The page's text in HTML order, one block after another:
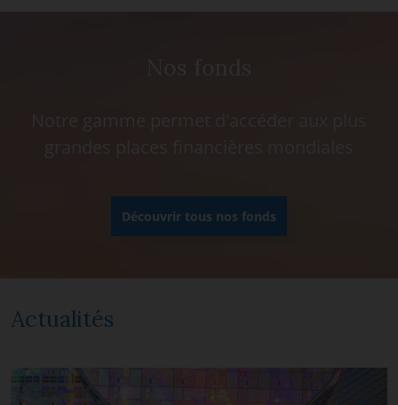
Découvrir tous nos fonds
Actualités